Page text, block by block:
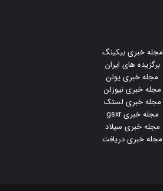
مجله خبری بیکینگ
برگزیده های ایران
مجله خبری یولن
مجله خبری نیوزلن
مجله خبری لستک
مجله خبری gsxr
مجله خبری سیلاد
مجله خبری دریافت